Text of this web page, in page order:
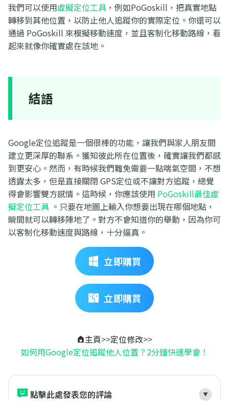
我們可以使用虛擬定位工具 ，例如PoGoskill，把真實地點
轉移到其他位置，以防止他人追蹤你的實際定位。你還可以
通過 PoGoskill 來模擬移動速度，並且客制化移動路線，看
起來就像你確實處在該地。
結語
Google定位追蹤是一個很棒的功能，讓我們與家人朋友間
建立更深厚的聯系。獲知彼此所在位置後，確實讓我們都感
到更安心。然而，有時候我們難免需要一點喘氣空間，不想
透露太多，但是直接關閉 GPS定位或不讓對方追蹤，總覺
得會影響雙方感情。這時候，你應該使用 PoGoskill最佳虛
擬定位工具 。只要在地圖上輸入你想要出現在哪個地點，
瞬間就可以轉移陣地了。對方不會知道你的舉動，因為你可
以客制化移動速度與路線，十分逼真。
立即購買
立即購買
主頁>>定位修改>>
如何用Google定位追蹤他人位置？2分鐘快速學會！
點擊此處發表您的評論